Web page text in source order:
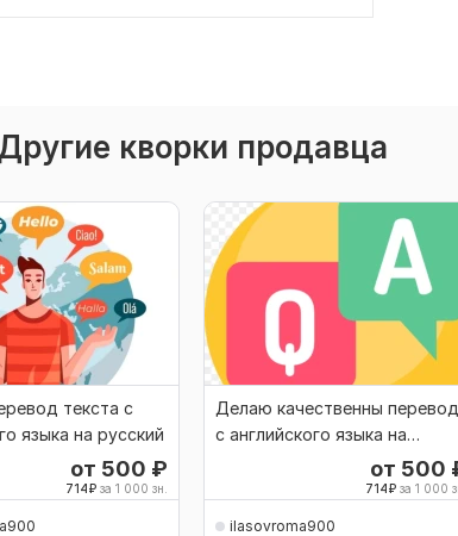
кворки продавца
текста с
языка на русский
от 500 ₽
714₽ за 1 000 зн.
Делаю качественны перевод
с английского языка на
от 500
714₽ за 1 000
ilasovroma900